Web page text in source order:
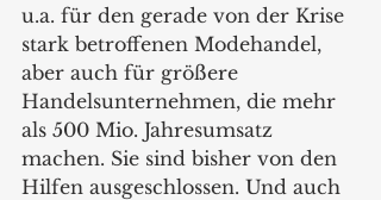
u.a. für den gerade von der Krise
stark betroffenen Modehandel,
aber auch für größere
Handelsunternehmen, die mehr
als 500 Mio. Jahresumsatz
machen. Sie sind bisher von den
Hilfen ausgeschlossen. Und auch